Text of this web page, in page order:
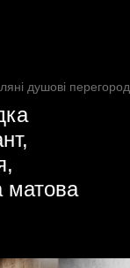
душові
матова